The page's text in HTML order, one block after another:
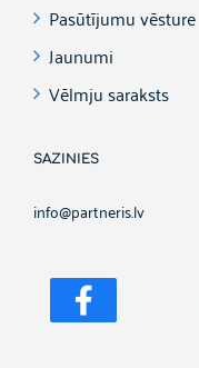
Pasūtījumu vēsture
Jaunumi
Vēlmju saraksts
SAZINIES
info@partneris.lv